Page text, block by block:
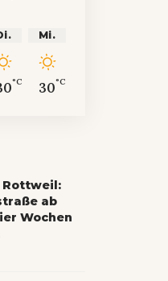
°C
Mi.
30°C
Rottweil:
ab
Wochen